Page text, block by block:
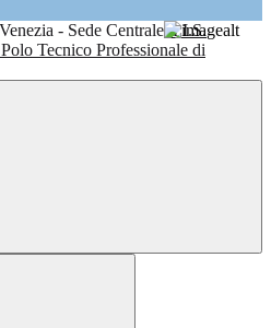
I.I.S.
Polo Tecnico Professionale di